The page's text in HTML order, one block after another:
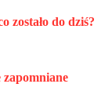
zostało do dziś?